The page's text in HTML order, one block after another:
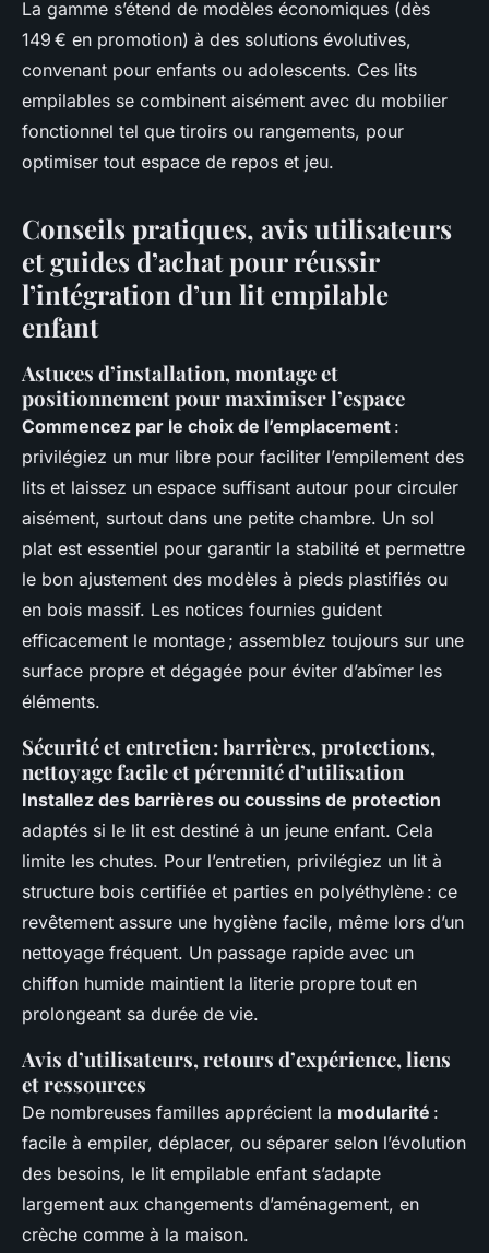
La gamme s’étend de modèles économiques (dès
149 € en promotion) à des solutions évolutives,
convenant pour enfants ou adolescents. Ces lits
empilables se combinent aisément avec du mobilier
fonctionnel tel que tiroirs ou rangements, pour
optimiser tout espace de repos et jeu.
Conseils pratiques, avis utilisateurs
et guides d’achat pour réussir
l’intégration d’un lit empilable
enfant
Astuces d’installation, montage et
positionnement pour maximiser l’espace
Commencez par le choix de l’emplacement :
privilégiez un mur libre pour faciliter l’empilement des
lits et laissez un espace suffisant autour pour circuler
aisément, surtout dans une petite chambre. Un sol
plat est essentiel pour garantir la stabilité et permettre
le bon ajustement des modèles à pieds plastifiés ou
en bois massif. Les notices fournies guident
efficacement le montage ; assemblez toujours sur une
surface propre et dégagée pour éviter d’abîmer les
éléments.
Sécurité et entretien : barrières, protections,
nettoyage facile et pérennité d’utilisation
Installez des barrières ou coussins de protection
adaptés si le lit est destiné à un jeune enfant. Cela
limite les chutes. Pour l’entretien, privilégiez un lit à
structure bois certifiée et parties en polyéthylène : ce
revêtement assure une hygiène facile, même lors d’un
nettoyage fréquent. Un passage rapide avec un
chiffon humide maintient la literie propre tout en
prolongeant sa durée de vie.
Avis d’utilisateurs, retours d’expérience, liens
et ressources
De nombreuses familles apprécient la modularité :
facile à empiler, déplacer, ou séparer selon l’évolution
des besoins, le lit empilable enfant s’adapte
largement aux changements d’aménagement, en
crèche comme à la maison.